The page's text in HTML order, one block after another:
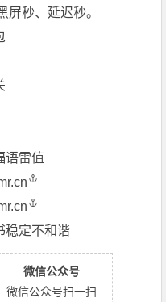
屏秒、延迟秒。
语雷值
稳定不和谐
微信公众号
微信公众号扫一扫